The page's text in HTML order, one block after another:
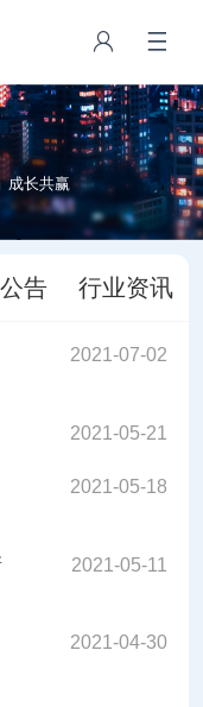
成长共赢
告 行业资讯
2021-07-02
2021-05-21
2021-05-18
2021-05-11
2021-04-30